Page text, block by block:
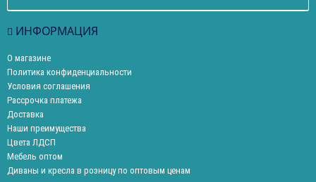
ИНФОРМАЦИЯ
О магазине
Политика конфиденциальности
Условия соглашения
Рассрочка платежа
Доставка
Наши преимущества
Цвета ЛДСП
Мебель оптом
Диваны и кресла в розницу по оптовым ценам